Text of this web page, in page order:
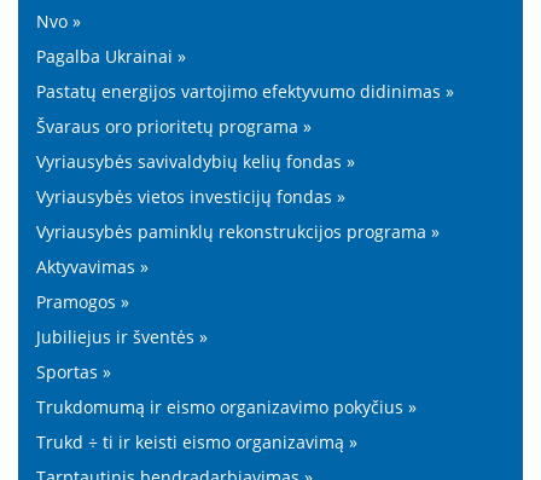
Nvo »
Pagalba Ukrainai »
Pastatų energijos vartojimo efektyvumo didinimas »
Švaraus oro prioritetų programa »
Vyriausybės savivaldybių kelių fondas »
Vyriausybės vietos investicijų fondas »
Vyriausybės paminklų rekonstrukcijos programa »
Aktyvavimas »
Pramogos »
Jubiliejus ir šventės »
Sportas »
Trukdomumą ir eismo organizavimo pokyčius »
Trukd ÷ ti ir keisti eismo organizavimą »